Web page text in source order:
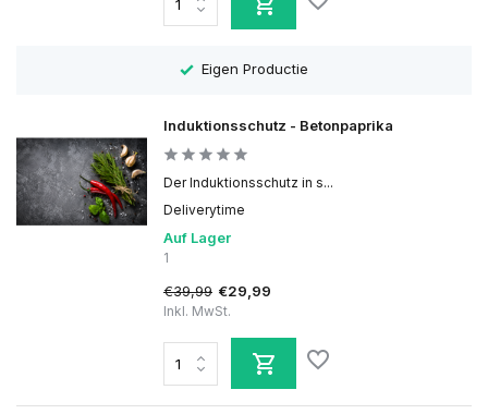
Eigen Productie
Induktionsschutz - Betonpaprika
Der Induktionsschutz in s...
Deliverytime
Auf Lager
1
€39,99 €29,99
Inkl. MwSt.